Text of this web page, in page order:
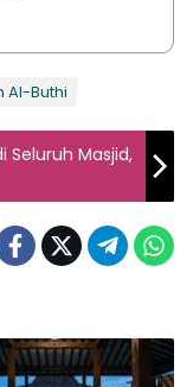
Al-Buthi
Seluruh Masjid,